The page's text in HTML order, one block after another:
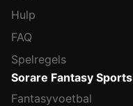
Hulp
FAQ
Spelregels
Sorare Fantasy Sports
Fantasyvoetbal